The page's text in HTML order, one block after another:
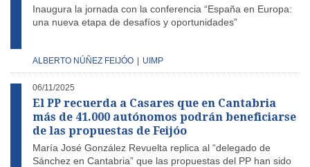
Inaugura la jornada con la conferencia “España en Europa:
una nueva etapa de desafíos y oportunidades”
ALBERTO NÚÑEZ FEIJÓO UIMP
06/11/2025
El PP recuerda a Casares que en Cantabria
más de 41.000 autónomos podrán beneficiarse
de las propuestas de Feijóo
María José González Revuelta replica al “delegado de
Sánchez en Cantabria” que las propuestas del PP han sido